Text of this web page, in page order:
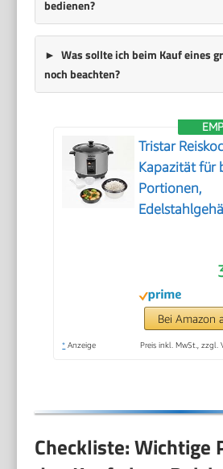
bedienen?
Was sollte ich beim Kauf eines
noch beachten?
Tristar
Kapazität für
Portionen,
400 W, RK-
Bei Amazon
* Anzeige Preis inkl. MwSt., zzgl.
Checkliste: Wichtige